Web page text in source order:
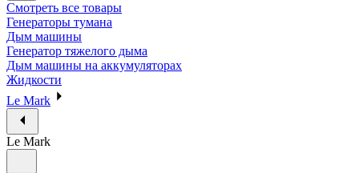
Смотреть все товары
Генераторы тумана
Дым машины
Генератор тяжелого дыма
Дым машины на аккумуляторах
Жидкости
Le Mark
Le Mark